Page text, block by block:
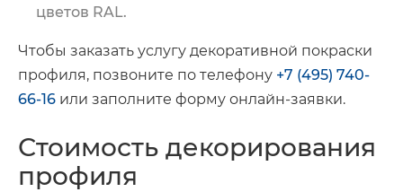
цветов RAL.
Чтобы заказать услугу декоративной покраски
профиля, позвоните по телефону +7 (495) 740-
66-16 или заполните форму онлайн-заявки.
Стоимость декорирования
профиля